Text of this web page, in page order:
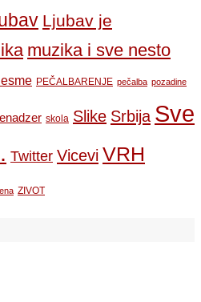
Ljubav je
muzika i sve nesto
PEČALBARENJE pečalba pozadine
skola Slike Srbija Sve
Twitter Vicevi VRH
ZIVOT